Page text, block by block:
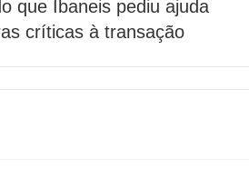
que Ibaneis pediu ajuda
críticas à transação